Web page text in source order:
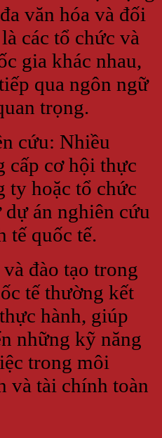
văn hóa và đối
các tổ chức và
gia khác nhau,
qua ngôn ngữ
trọng.
cứu: Nhiều
cấp cơ hội thực
ty hoặc tổ chức
án nghiên cứu
tế quốc tế.
đào tạo trong
tế thường kết
hành, giúp
những kỹ năng
trong môi
và tài chính toàn